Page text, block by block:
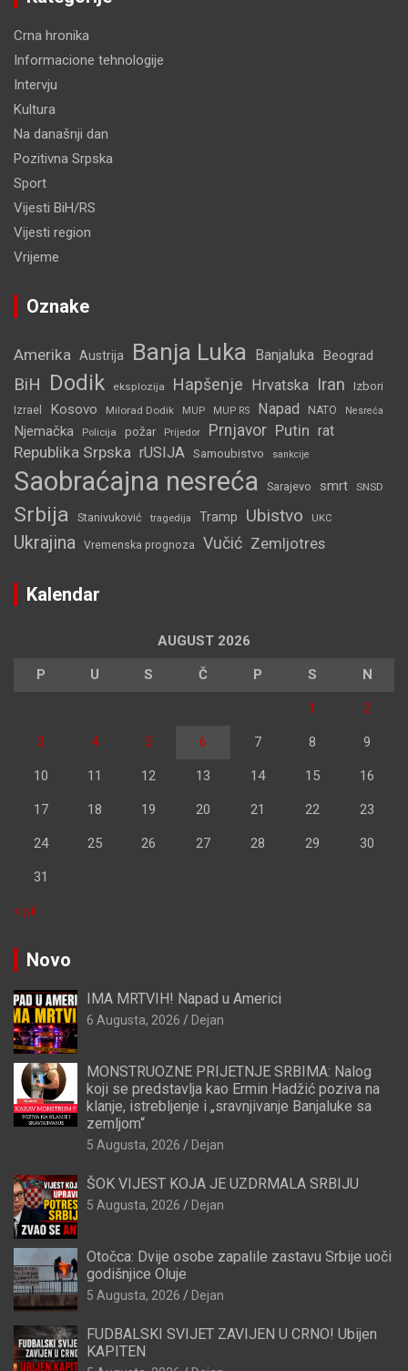
Crna hronika
Informacione tehnologije
Intervju
Kultura
Na današnji dan
Pozitivna Srpska
Sport
Vijesti BiH/RS
Vijesti region
Vrijeme
Oznake
Amerika Austrija Banja Luka Banjaluka Beograd
BiH Dodik eksplozija Hapšenje Hrvatska Iran Izbori
Izrael Kosovo Milorad Dodik MUP MUP RS Napad NATO Nesreća
Njemačka Policija požar Prijedor Prnjavor Putin rat
Republika Srpska rUSIJA Samoubistvo sankcije
Saobraćajna nesreća Sarajevo smrt SNSD
Srbija Stanivuković tragedija Tramp Ubistvo UKC
Ukrajina Vremenska prognoza Vučić Zemljotres
Kalendar
AUGUST 2026
P U S Č P S N
1 2
3 4 5 6 7 8 9
10 11 12 13 14 15 16
17 18 19 20 21 22 23
24 25 26 27 28 29 30
31
« jul
Novo
IMA MRTVIH! Napad u Americi
6 Augusta, 2026 Dejan
MONSTRUOZNE PRIJETNJE SRBIMA: Nalog
koji se predstavlja kao Ermin Hadžić poziva na
klanje, istrebljenje i „sravnjivanje Banjaluke sa
zemljom“
5 Augusta, 2026 Dejan
ŠOK VIJEST KOJA JE UZDRMALA SRBIJU
5 Augusta, 2026 Dejan
Otočca: Dvije osobe zapalile zastavu Srbije uoči
godišnjice Oluje
5 Augusta, 2026 Dejan
FUDBALSKI SVIJET ZAVIJEN U CRNO! Ubijen
KAPITEN